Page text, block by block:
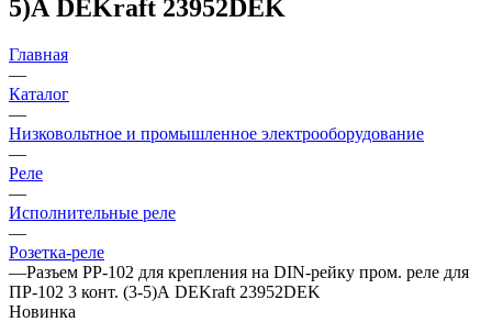
5)А DEKraft 23952DEK
Главная
—
Каталог
—
Низковольтное и промышленное электрооборудование
—
Реле
—
Исполнительные реле
—
Розетка-реле
—Разъем РР-102 для крепления на DIN-рейку пром. реле для
ПР-102 3 конт. (3-5)А DEKraft 23952DEK
Новинка